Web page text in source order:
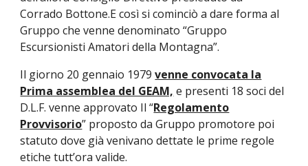
Corrado Bottone.E così si cominciò a dare forma al
Gruppo che venne denominato “Gruppo
Escursionisti Amatori della Montagna”.
Il giorno 20 gennaio 1979venne convocata la
Prima assemblea del GEAM, e presenti 18 soci del
D.L.F. venne approvato Il “Regolamento
Provvisorio” proposto da Gruppo promotore poi
statuto dove già venivano dettate le prime regole
etiche tutt’ora valide.